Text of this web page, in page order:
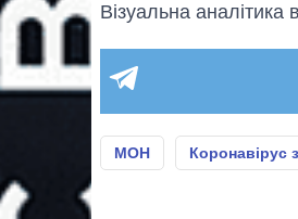
Візуальна аналітика
МОН Коронавірус